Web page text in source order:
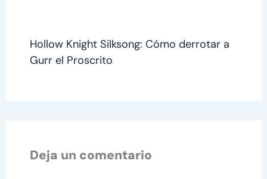
Hollow Knight Silksong: Cómo derrotar a
Gurr el Proscrito
Deja un comentario